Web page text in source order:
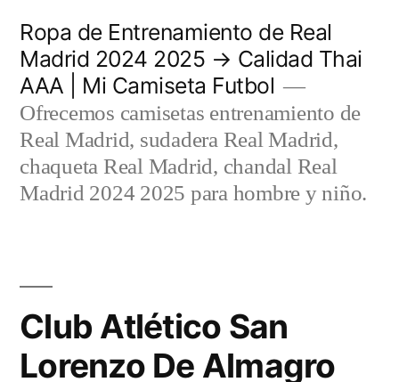
contenido
Ropa de Entrenamiento de Real
Madrid 2024 2025 → Calidad Thai
AAA | Mi Camiseta Futbol
Ofrecemos camisetas entrenamiento de
Real Madrid, sudadera Real Madrid,
chaqueta Real Madrid, chandal Real
Madrid 2024 2025 para hombre y niño.
Club Atlético San
Lorenzo De Almagro